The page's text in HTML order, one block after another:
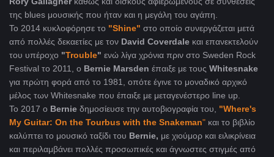
της blues μουσικής που ήταν και η μεγάλη του αγάπη.
To 2014 κυκλοφόρησε το "Shine" στο οποίο συνεργάζεται μετά
από πολλές δεκαετίες με τον David Coverdale και επανεκτελούν
του υπέροχο "Trouble" ενώ λίγα χρόνια πριν στο Sweden Rock
Festival το 2011, ο Bernie Marsden έπαιξε με τους Whitesnake
για πρώτη φορά από το 1981, οπότε έγινε το μοναδικό αρχικό
μέλος των Whitesnake που έπαιξε με μεταγενέστερο line up.
Το 2017 ο Bernie δημοσίευσε την αυτοβιογραφία του, "Where's
My Guitar: On the Tourbus with the Snakeman" και το βιβλίο
καλύπτει το μουσικό ταξίδι του Bernie, με χιούμορ και ειλικρίνεια
και περιλαμβάνει πολλές προσωπικές και άγνωστες στιγμές από